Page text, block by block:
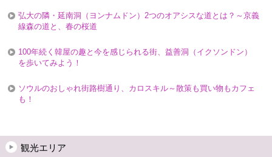
弘大の隣・延南洞（ヨンナムドン）2つのオアシスな道とは？～京義
線森の道と、春の桜道
100年続く韓屋の趣と今を感じられる街、益善洞（イクソンドン）
を歩いてみよう！
ソウルのおしゃれ街路樹通り、カロスキル～散策も買い物もカフェ
も！
観光エリア